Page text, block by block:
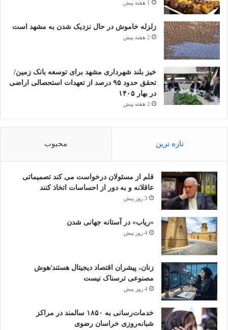
1 هفته پیش
زلزله خاموش در حال نزدیک شدن به مشهد است
2 هفته پیش
خیز بلند شهرداری مشهد برای توسعه بانک زمین/
تحقق حدود ۹۵ درصد از تعهدات استحصالی اراضی
در بهار ۱۴۰۵
2 هفته پیش
تازه ترین محبوب
قلم از مسئولان درخواست می کند تصمیماتی
عاقلانه و به دور از احساسات اتخاذ کنند
3 روز پیش
«ریاب» در آستانه جهانی شدن
4 روز پیش
زنان، پیشران اقتصاد دیجیتال هستند/هوش
مصنوعی ترسناک نیست
4 روز پیش
خدمات‌رسانی به ۱۸۵۰ سالمند در مراکز
شبانه‌روزی خراسان رضوی